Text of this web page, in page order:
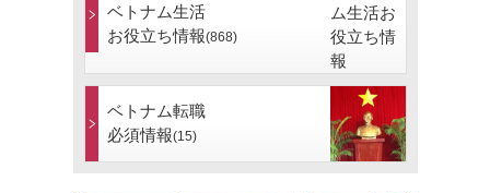
ベトナム生活
お役立ち情報(868)
ベトナム転職
必須情報(15)